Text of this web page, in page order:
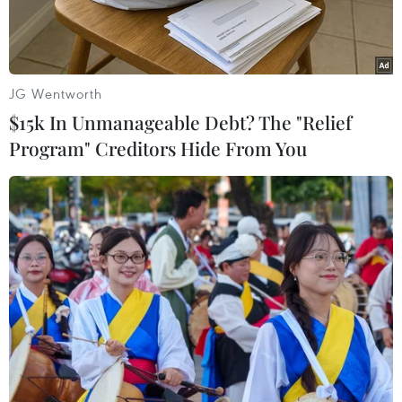
Tuyển Việt Nam đá giao hữu với Triều Tiên vào ngày 25/12.
(Ảnh: Trọng Đạt/TTXVN)
Nhằm chuẩn bị cho vòng chung kết Asian Cup
2018, đội tuyển Việt Nam sẽ có trận đấu giao
JG Wentworth
$15k In Unmanageable Debt? The "Relief
Program" Creditors Hide From You